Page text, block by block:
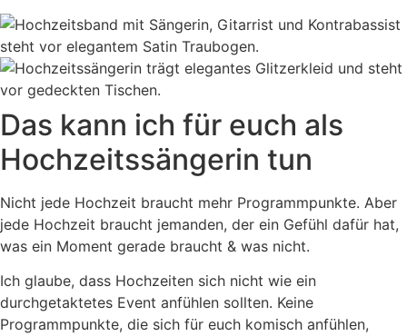
Das kann ich für euch als
Hochzeitssängerin tun
Nicht jede Hochzeit braucht mehr Programmpunkte. Aber
jede Hochzeit braucht jemanden, der ein Gefühl dafür hat,
was ein Moment gerade braucht & was nicht.
Ich glaube, dass Hochzeiten sich nicht wie ein
durchgetaktetes Event anfühlen sollten. Keine
Programmpunkte, die sich für euch komisch anfühlen,